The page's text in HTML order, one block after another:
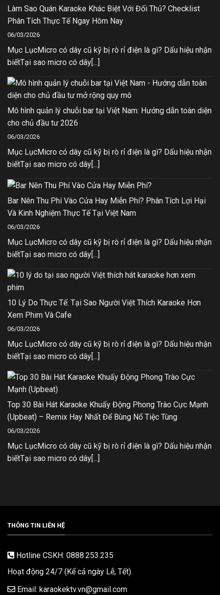
Làm Sao Quán Karaoke Khác Biệt Với Đối Thủ? Checklist
Phân Tích Thực Tế Ngay Hôm Nay
06/03/2026
Mục LụcMicro có dây cũ kỹ bị rò rỉ điện là gì? Dấu hiệu nhận
biếtTại sao micro có dây[...]
Mô hình quản lý chuỗi bar tại Việt Nam: Hướng dẫn toàn diện
cho chủ đầu tư 2026
06/03/2026
Mục LụcMicro có dây cũ kỹ bị rò rỉ điện là gì? Dấu hiệu nhận
biếtTại sao micro có dây[...]
Bar Nên Thu Phí Vào Cửa Hay Miễn Phí? Phân Tích Lợi Hại
Và Kinh Nghiệm Thực Tế Tại Việt Nam
06/03/2026
Mục LụcMicro có dây cũ kỹ bị rò rỉ điện là gì? Dấu hiệu nhận
biếtTại sao micro có dây[...]
10 Lý Do Thực Tế: Tại Sao Người Việt Thích Karaoke Hơn
Xem Phim Và Cafe
06/03/2026
Mục LụcMicro có dây cũ kỹ bị rò rỉ điện là gì? Dấu hiệu nhận
biếtTại sao micro có dây[...]
Top 30 Bài Hát Karaoke Khuấy Động Phong Trào Cực Mạnh
(Upbeat) – Remix Hay Nhất Để Bùng Nổ Tiệc Tùng
06/03/2026
Mục LụcMicro có dây cũ kỹ bị rò rỉ điện là gì? Dấu hiệu nhận
biếtTại sao micro có dây[...]
THÔNG TIN LIÊN HỆ
Hotline CSKH: 0888.253.235
Hoạt động 24/7 (Kể cả ngày Lễ, Tết).
Email: karaokektv.vn@gmail.com